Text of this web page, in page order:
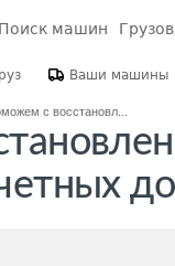
Поиск машин
Ваши машины
с восстановл...